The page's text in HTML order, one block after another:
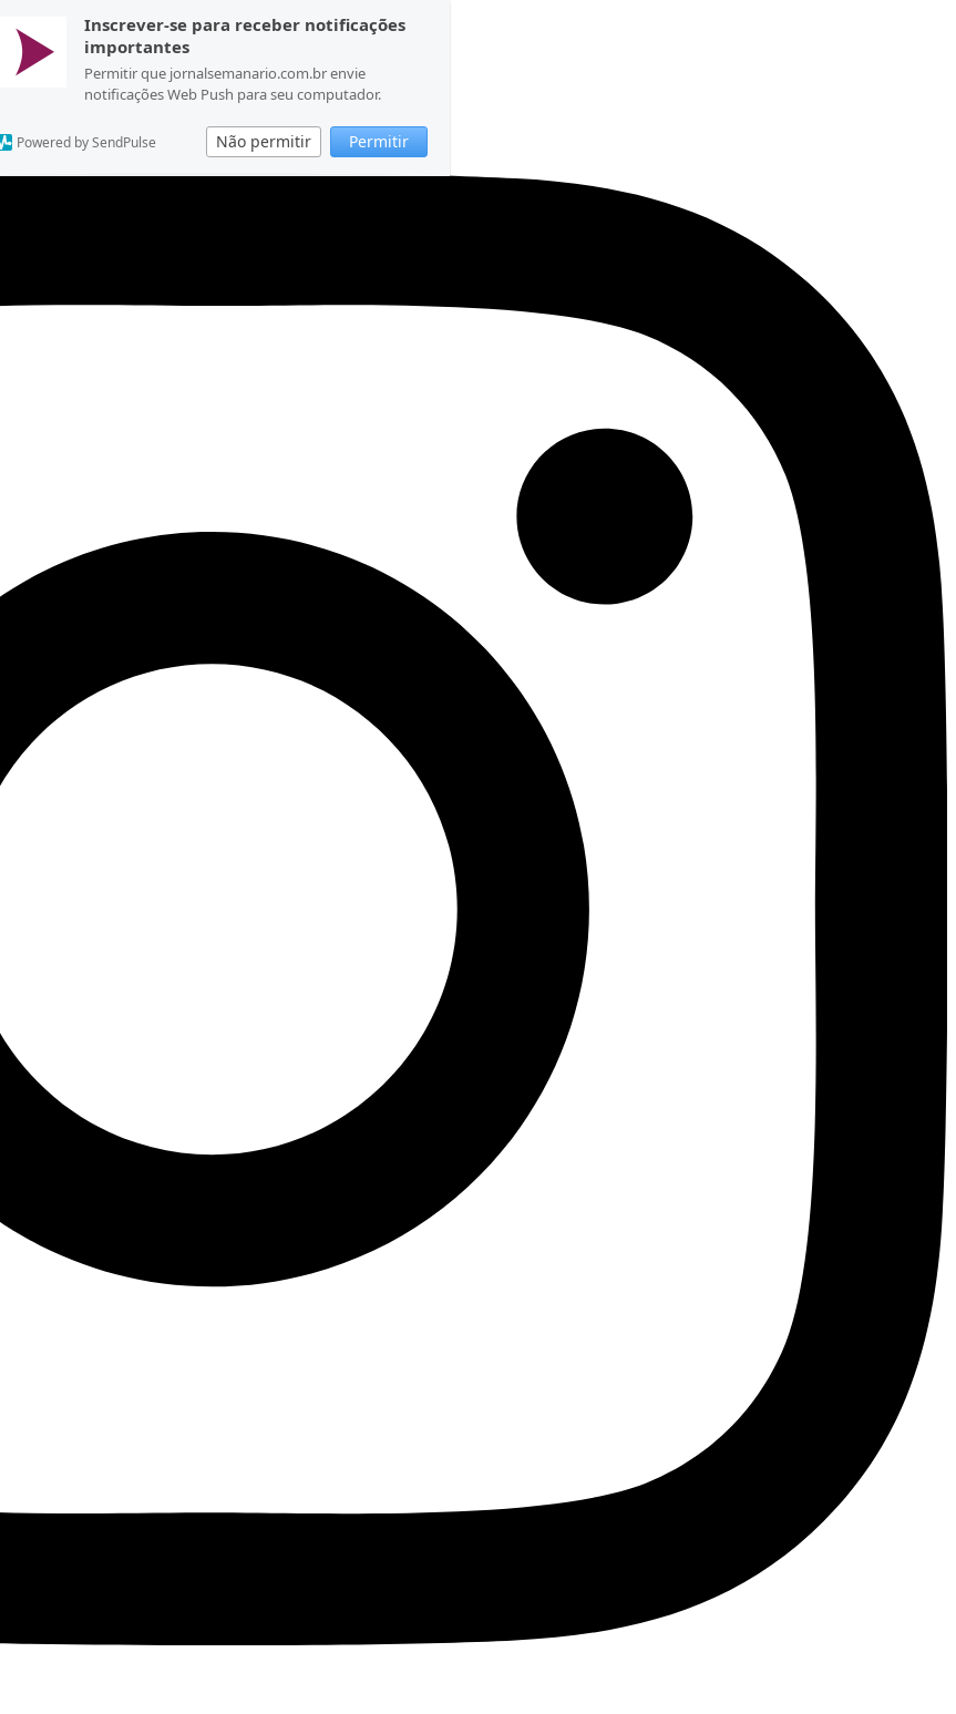
Inscrever-se para receber notificações
importantes
Permitir que jornalsemanario.com.br envie
notificações Web Push para seu computador.
Não permitir Permitir
Powered by SendPulse